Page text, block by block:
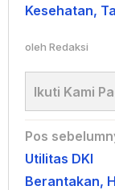
Kesehatan,
oleh Redaksi
Ikuti Kami
Navigasi
pos
Pos
Utilitas DKI
Berantakan,